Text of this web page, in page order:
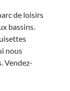
de loisirs
bassins.
nous
Vendez-